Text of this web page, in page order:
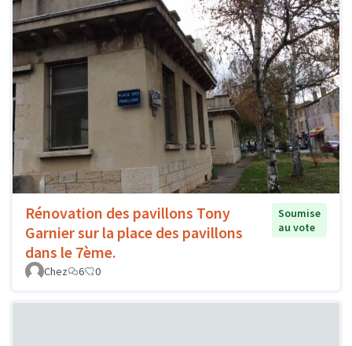
Rénovation des pavillons Tony
Garnier sur la place des pavillons
dans le 7ème.
Soumise
au vote
Chez 6 0